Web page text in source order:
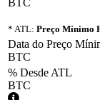
* ATL: Preço Mínimo
Data do Preço
BTC
% Desde ATL
BTC